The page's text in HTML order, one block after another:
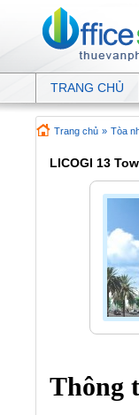
TRANG CHỦ
Trang chủ » Tòa
LICOGI 13
Thông